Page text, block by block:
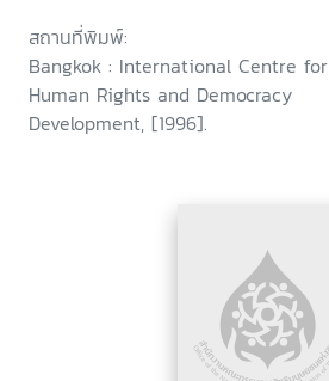
สถานที่พิมพ์:
Bangkok : International Centre for
Human Rights and Democracy
Development, [1996].